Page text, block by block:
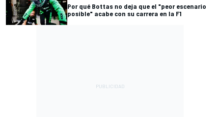
Por qué Bottas no deja que el "peor escenario
posible" acabe con su carrera en la F1